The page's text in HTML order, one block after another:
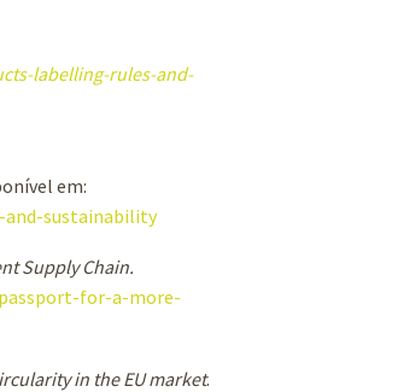
labelling-rules-and-
em:
and-sustainability
Supply Chain.
for-a-more-
in the EU market.